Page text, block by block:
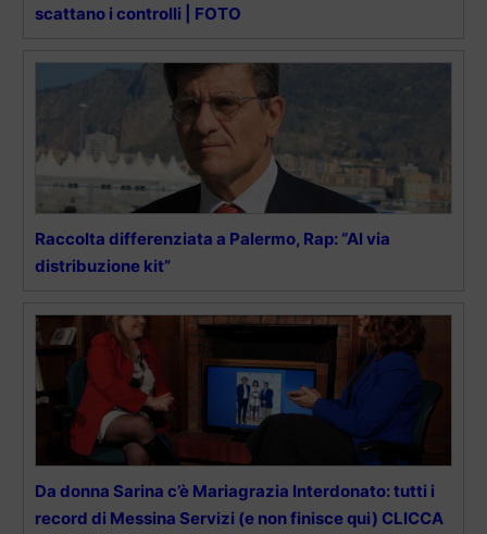
scattano i controlli | FOTO
Raccolta differenziata a Palermo, Rap: “Al via
distribuzione kit”
Da donna Sarina c’è Mariagrazia Interdonato: tutti i
record di Messina Servizi (e non finisce qui) CLICCA